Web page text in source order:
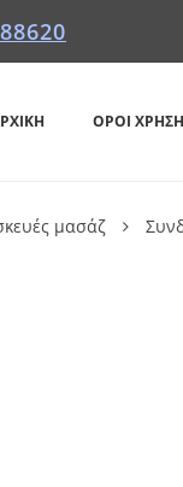
ΌΡΟΙ
μασάζ